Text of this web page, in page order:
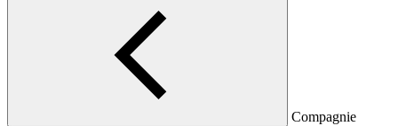
Compagnie